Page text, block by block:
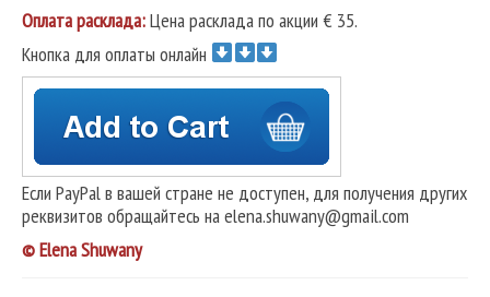
Оплата расклада:Цена расклада по акции € 35.
Кнопка для оплаты онлайн
Если PayPal в вашей стране не доступен, для получения других
реквизитов обращайтесь на elena.shuwany@gmail.com
© Elena Shuwany